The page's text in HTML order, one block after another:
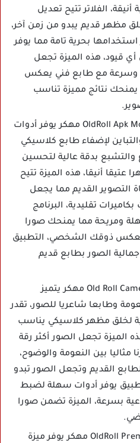
الفلاتر تتيح تعديل
مظهر قديم يبدو من زمن آخر،
استخدامها بحرية تامة مما يوفر
أي قيود، هذه الميزة تجعل
وسرعة مع طابع فني يعكس
نتائج مميزة تناسب
تطبيق OldRoll Apk Mod مهكر يوفر أدوات
لإضفاء طابع كلاسيكي
بدقة عالية لتحسين
أنيقا، هذه الميزة تتيح
التصوير القديم مما يجعل
تقليدية، البرنامج
ومريحة مما يمنحك صورا
يعكس ذوقك الشخصي، التطبيق
الصور بطابع قديم
برنامج Old Roll Camera مهكر يتميز
وطابعا شاعريا للصور، تقدر
لخلق مظهر كلاسيكي يناسب
الميزة تجعل الصور أكثر رقة
مثاليا بين النعومة والوضوح،
القديم وتجعل الصور تبدو
يوفر أدوات سهلة لضبط
بسرعة، الميزة تضمن صورا
تطبيق OldRoll Premium مهكر يوفر ميزة